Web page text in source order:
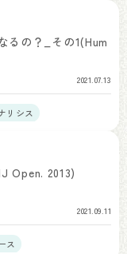
の？_その1(Hum
2021.07.13
リシス
Open. 2013)
2021.09.11
ス